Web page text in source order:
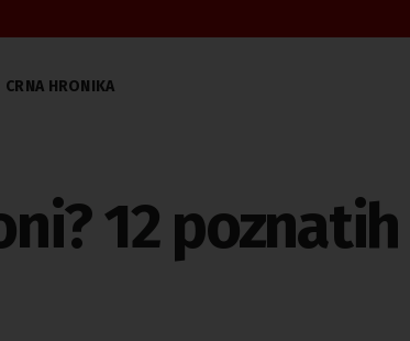
CRNA HRONIKA
12 poznatih